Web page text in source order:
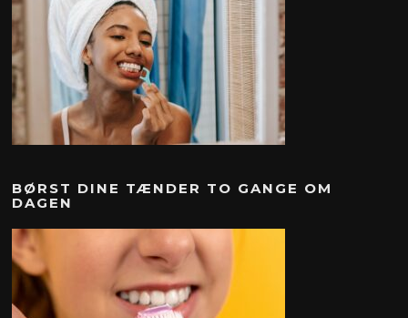
BØRST DINE TÆNDER TO GANGE OM
DAGEN